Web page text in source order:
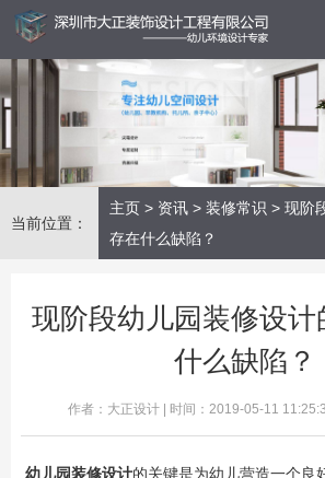
当前位置：
主页 > 资讯 > 装修常识 > 现阶
存在什么缺陷？
现阶段幼儿园装修设计
什么缺陷？
作者：大正设计 | 时间：2019-05-11
幼儿园装修设计的关键是为幼儿营造一个良